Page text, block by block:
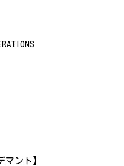
ンド】